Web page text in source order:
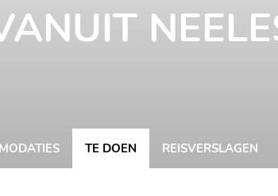
TE DOEN REISVERSLAGEN